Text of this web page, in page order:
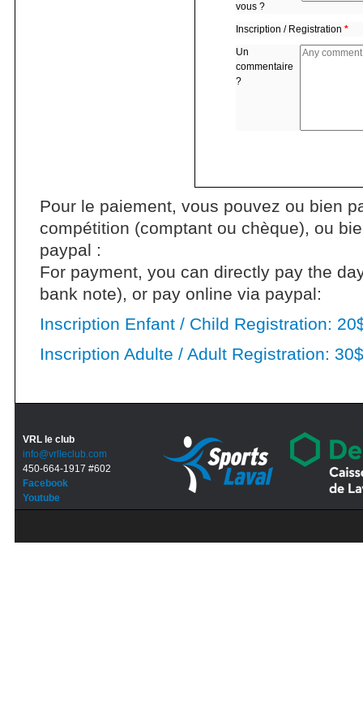
vous ?
Inscription / Registration *
Un
commentaire
?
Pour le paiement, vous pouvez ou bien
compétition (comptant ou chèque), ou
paypal :
For payment, you can directly pay the
bank note), or pay online via paypal:
Inscription Enfant / Child Registration:
Inscription Adulte / Adult Registration: 30$
VRL le club
info@vrlleclub.com
450-664-1917 #602
Facebook
Youtube